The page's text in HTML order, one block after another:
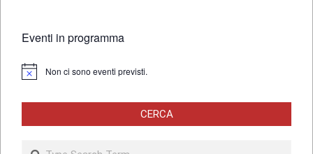
Eventi in programma
Notice Non ci sono eventi previsti.
CERCA
Search